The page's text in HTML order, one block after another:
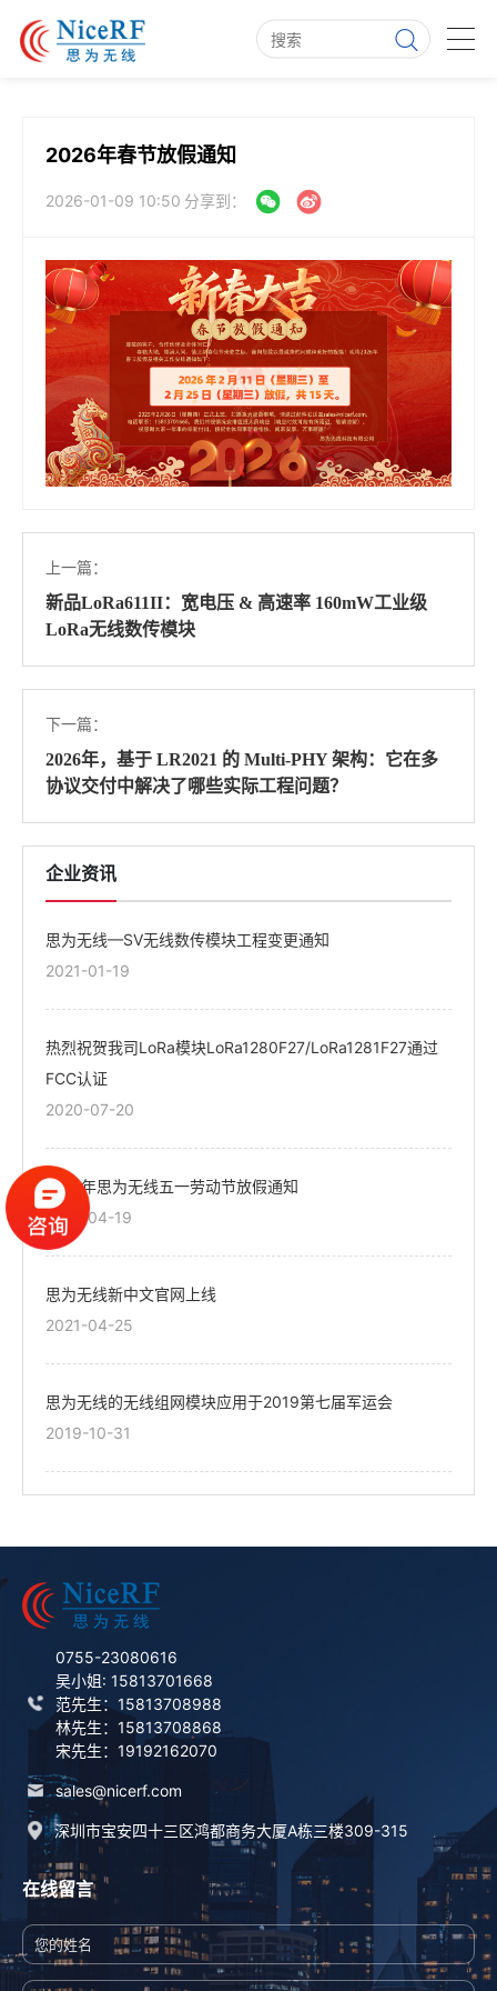
2026年春节放假通知
2026-01-09 10:50 分享到：
上一篇：
新品LoRa611II：宽电压 & 高速率 160mW工业级
LoRa无线数传模块
下一篇：
2026年，基于 LR2021 的 Multi-PHY 架构：它在多
协议交付中解决了哪些实际工程问题？
企业资讯
思为无线—SV无线数传模块工程变更通知
2021-01-19
热烈祝贺我司LoRa模块LoRa1280F27/LoRa1281F27通过
FCC认证
2020-07-20
2021年思为无线五一劳动节放假通知
2021-04-19
思为无线新中文官网上线
2021-04-25
思为无线的无线组网模块应用于2019第七届军运会
2019-10-31
0755-23080616
吴小姐: 15813701668
范先生：15813708988
林先生：15813708868
宋先生：19192162070
sales@nicerf.com
深圳市宝安四十三区鸿都商务大厦A栋三楼309-315
在线留言